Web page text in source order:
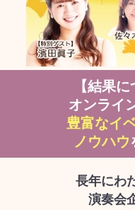
【結果
オンライ
豊富なイ
ノウハウ
長年にわ
演奏会